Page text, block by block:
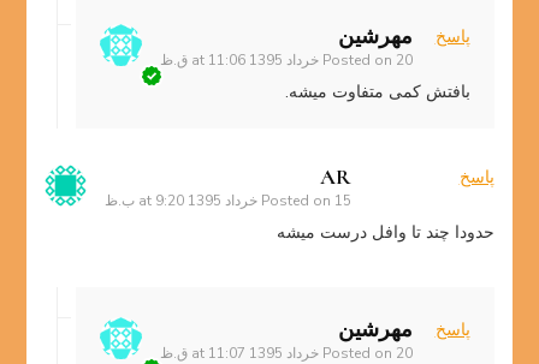
مهرشین
Posted on 20 خرداد 1395 at 11:06 ق.ظ
پاسخ
بافتش کمی متفاوت میشه.
AR
Posted on 15 خرداد 1395 at 9:20 ب.ظ
پاسخ
حدودا چند تا وافل درست میشه
مهرشین
Posted on 20 خرداد 1395 at 11:07 ق.ظ
پاسخ